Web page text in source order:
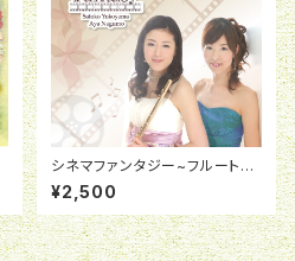
シネマファンタジー~フルートと
ピアノのための映画音楽集
¥2,500